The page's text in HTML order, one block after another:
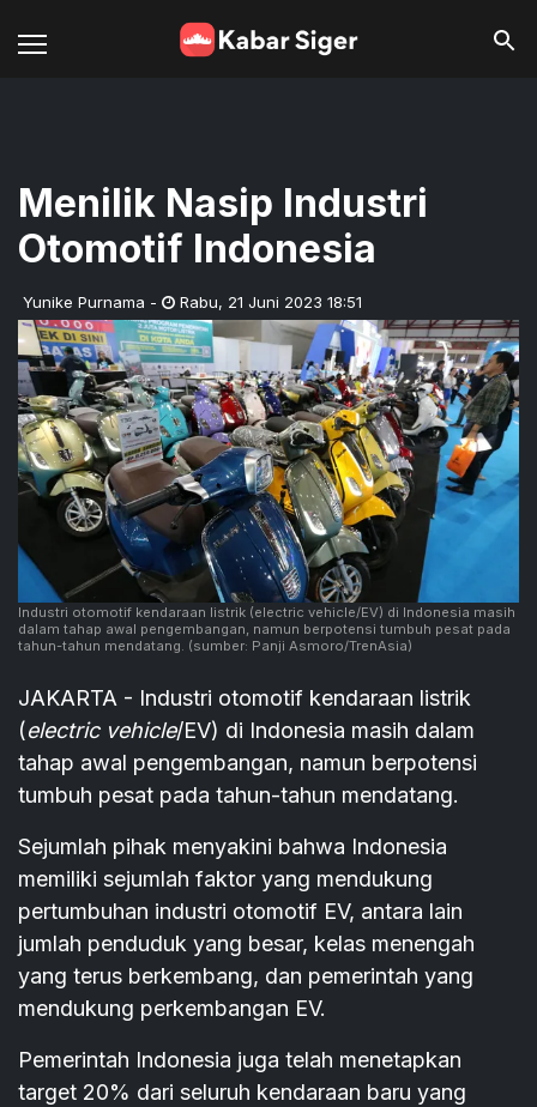
Menilik Nasip Industri
Otomotif Indonesia
Yunike Purnama - Rabu, 21 Juni 2023 18:51
Industri otomotif kendaraan listrik (electric vehicle/EV) di Indonesia masih
dalam tahap awal pengembangan, namun berpotensi tumbuh pesat pada
tahun-tahun mendatang. (sumber: Panji Asmoro/TrenAsia)
JAKARTA - Industri otomotif kendaraan listrik
(electric vehicle/EV) di Indonesia masih dalam
tahap awal pengembangan, namun berpotensi
tumbuh pesat pada tahun-tahun mendatang.
Sejumlah pihak menyakini bahwa Indonesia
memiliki sejumlah faktor yang mendukung
pertumbuhan industri otomotif EV, antara lain
jumlah penduduk yang besar, kelas menengah
yang terus berkembang, dan pemerintah yang
mendukung perkembangan EV.
Pemerintah Indonesia juga telah menetapkan
target 20% dari seluruh kendaraan baru yang